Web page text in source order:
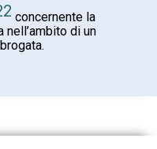
concernente la
di un